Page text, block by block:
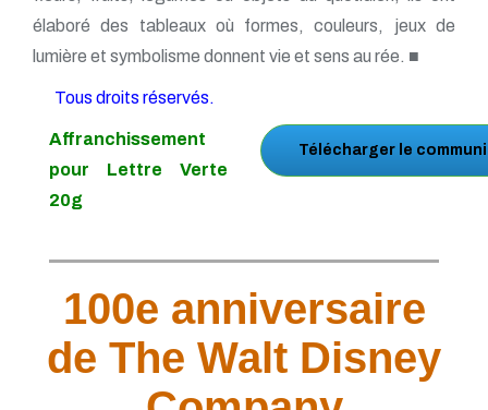
élaboré des tableaux où formes, couleurs, jeux de
lumière et symbolisme donnent vie et sens au rée. ■
Tous droits réservés.
Affranchissement
pour Lettre Verte
20g
Télécharger le
100e anniversaire
de The Walt Disney